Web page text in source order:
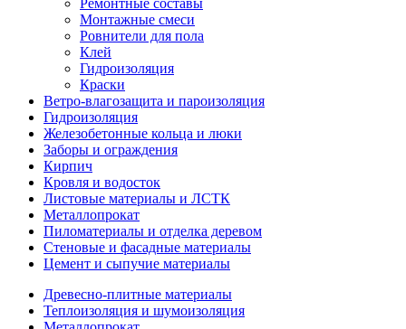
Ремонтные составы
Монтажные смеси
Ровнители для пола
Клей
Гидроизоляция
Краски
Ветро-влагозащита и пароизоляция
Гидроизоляция
Железобетонные кольца и люки
Заборы и ограждения
Кирпич
Кровля и водосток
Листовые материалы и ЛСТК
Металлопрокат
Пиломатериалы и отделка деревом
Стеновые и фасадные материалы
Цемент и сыпучие материалы
Древесно-плитные материалы
Теплоизоляция и шумоизоляция